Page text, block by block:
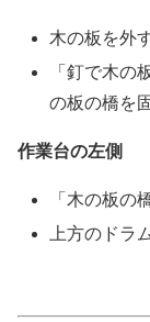
木の板を外
「釘で木の
の板の橋を
作業台の左側
「木の板の
上方のドラ